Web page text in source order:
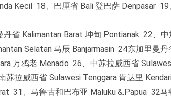
Kecil 18、巴厘省 Bali 登巴萨 Denpasar
省 Kalimantan Barat 坤甸 Pontianak 22、
Selatan 马辰 Banjarmasin 24东加里曼丹
万鸦老 Menado 26、中苏拉威西省
拉威西省 Sulawesi Tenggara 肯达里
31、马鲁古和巴布亚 Maluku &.Papua 32马